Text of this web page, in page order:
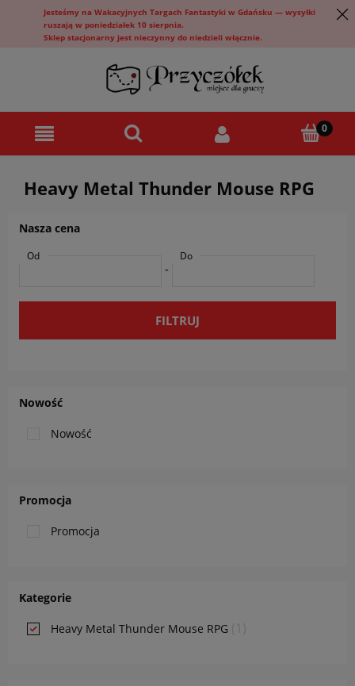
Jesteśmy na Wakacyjnych Targach Fantastyki w Gdańsku — wysyłki
ruszają w poniedziałek 10 sierpnia.
Sklep stacjonarny jest nieczynny do niedzieli włącznie.
Heavy Metal Thunder Mouse RPG
Nowość
Nowość
Promocja
Promocja
Kategorie
Heavy Metal Thunder Mouse RPG
Nasza cena
Od
-
Do
FILTRUJ